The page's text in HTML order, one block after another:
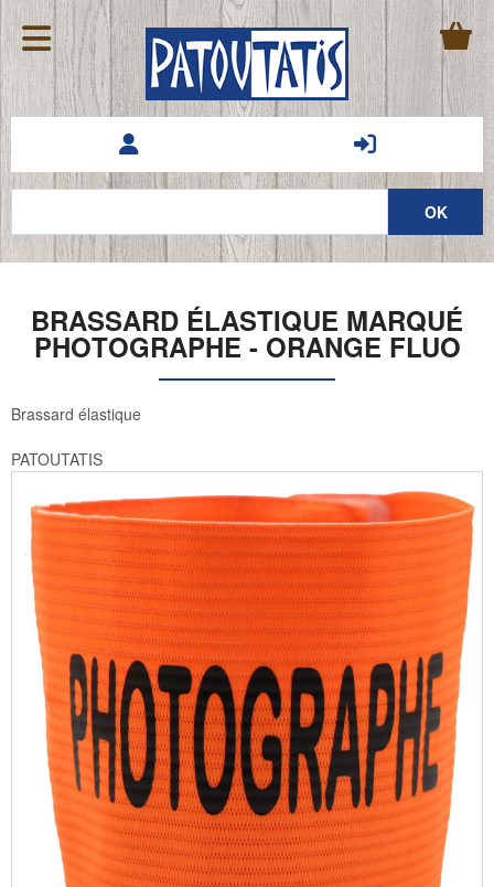
BRASSARD ÉLASTIQUE MARQUÉ
PHOTOGRAPHE - ORANGE FLUO
Brassard élastique
PATOUTATIS